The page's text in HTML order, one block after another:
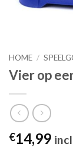
HOME /
Vier op
€14,99